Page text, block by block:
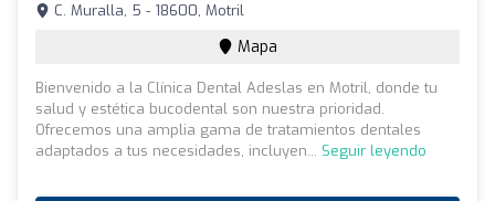
C. Muralla, 5 - 18600, Motril
Mapa
Bienvenido a la Clínica Dental Adeslas en Motril, donde tu
salud y estética bucodental son nuestra prioridad.
Ofrecemos una amplia gama de tratamientos dentales
adaptados a tus necesidades, incluyen... Seguir leyendo